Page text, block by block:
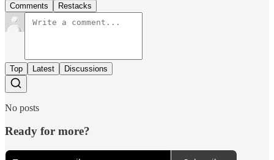
Comments Restacks
Top Latest Discussions
No posts
Ready for more?